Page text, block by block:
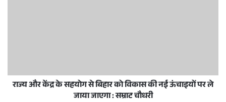
राज्य और केंद्र के सहयोग से बिहार को विकास की नई ऊंचाइयों पर ले
जाया जाएगा : सम्राट चौधरी